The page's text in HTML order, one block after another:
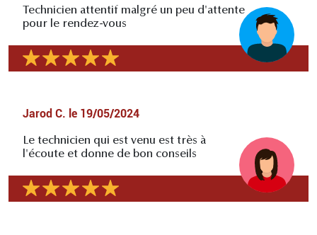
Technicien attentif malgré un peu d'attente
pour le rendez-vous
Jarod C. le 19/05/2024
Le technicien qui est venu est très à
l'écoute et donne de bon conseils